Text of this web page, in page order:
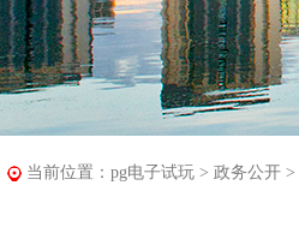
当前位置： pg电子试玩 > 政务公开 >